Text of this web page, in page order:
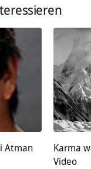
Atman
Karma
Video